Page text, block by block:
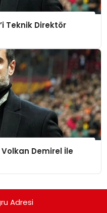
Teknik Direktör
Demirel İle
Adresi